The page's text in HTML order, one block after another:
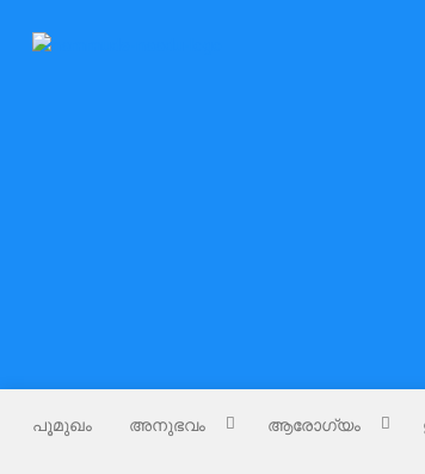
Nammude
പൂമുഖം അനുഭവം ആരോഗ്യം